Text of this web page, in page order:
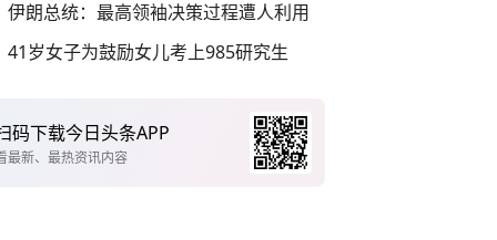
伊朗总统：最高领袖决策过程遭人利用
41岁女子为鼓励女儿考上985研究生
码下载今日头条APP
最新、最热资讯内容